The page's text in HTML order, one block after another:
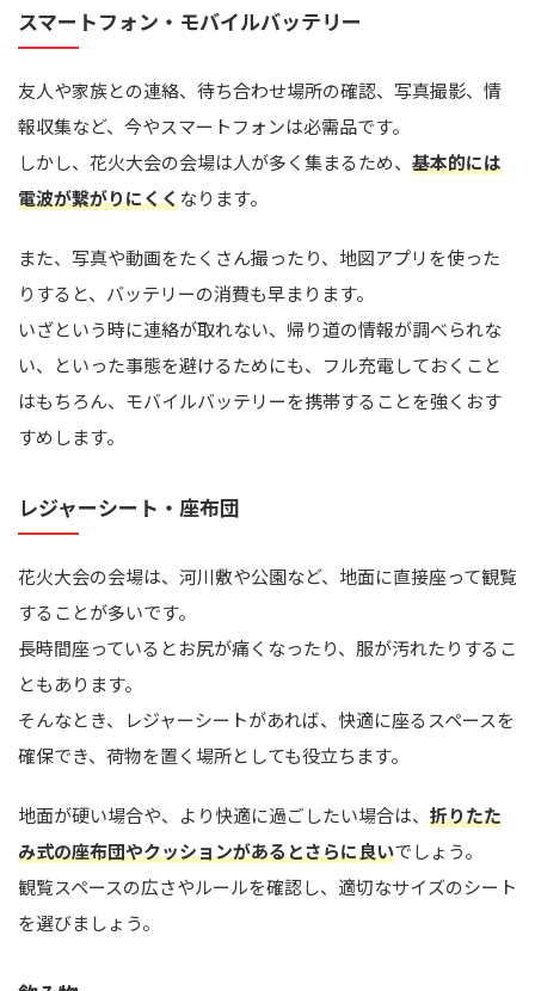
スマートフォン・モバイルバッテリー
友人や家族との連絡、待ち合わせ場所の確認、写真撮影、情
報収集など、今やスマートフォンは必需品です。
しかし、花火大会の会場は人が多く集まるため、 基本的には
電波が繋がりにくくなります。
また、写真や動画をたくさん撮ったり、地図アプリを使った
りすると、バッテリーの消費も早まります。
いざという時に連絡が取れない、帰り道の情報が調べられな
い、といった事態を避けるためにも、フル充電しておくこと
はもちろん、モバイルバッテリーを携帯することを強くおす
すめします。
レジャーシート・座布団
花火大会の会場は、河川敷や公園など、地面に直接座って観覧
することが多いです。
長時間座っているとお尻が痛くなったり、服が汚れたりするこ
ともあります。
そんなとき、レジャーシートがあれば、快適に座るスペースを
確保でき、荷物を置く場所としても役立ちます。
地面が硬い場合や、より快適に過ごしたい場合は、 折りたた
み式の座布団やクッションがあるとさらに良いでしょう。
観覧スペースの広さやルールを確認し、適切なサイズのシート
を選びましょう。